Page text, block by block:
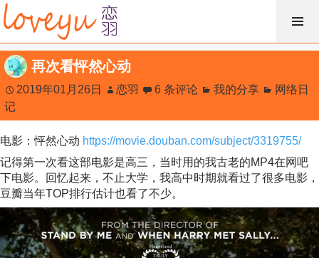
跳
过
内
容
再次看怦然心动
2019年01月26日 恋羽 6 条评论 我的分享
网络日
记
电影：怦然心动 https://movie.douban.com/subject/3319755/
记得第一次看这部电影是高三，当时用的我古老的MP4在网吧
下电影。回忆起来，不止大学，我高中时期就看过了很多电影，
豆瓣当年TOP排行估计也看了不少。